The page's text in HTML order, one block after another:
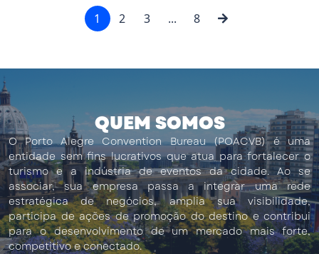
1 2 3 ... 8
QUEM SOMOS
O Porto Alegre Convention Bureau (POACVB) é uma
entidade sem fins lucrativos que atua para fortalecer o
turismo e a indústria de eventos da cidade. Ao se
associar, sua empresa passa a integrar uma rede
estratégica de negócios, amplia sua visibilidade,
participa de ações de promoção do destino e contribui
para o desenvolvimento de um mercado mais forte,
competitivo e conectado.